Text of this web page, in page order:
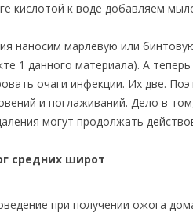
кислотой к воде добавляем
наносим марлевую или
1 данного материала). А
очаги инфекции. Их две.
и поглаживаний. Дело в
могут продолжать
средних широт